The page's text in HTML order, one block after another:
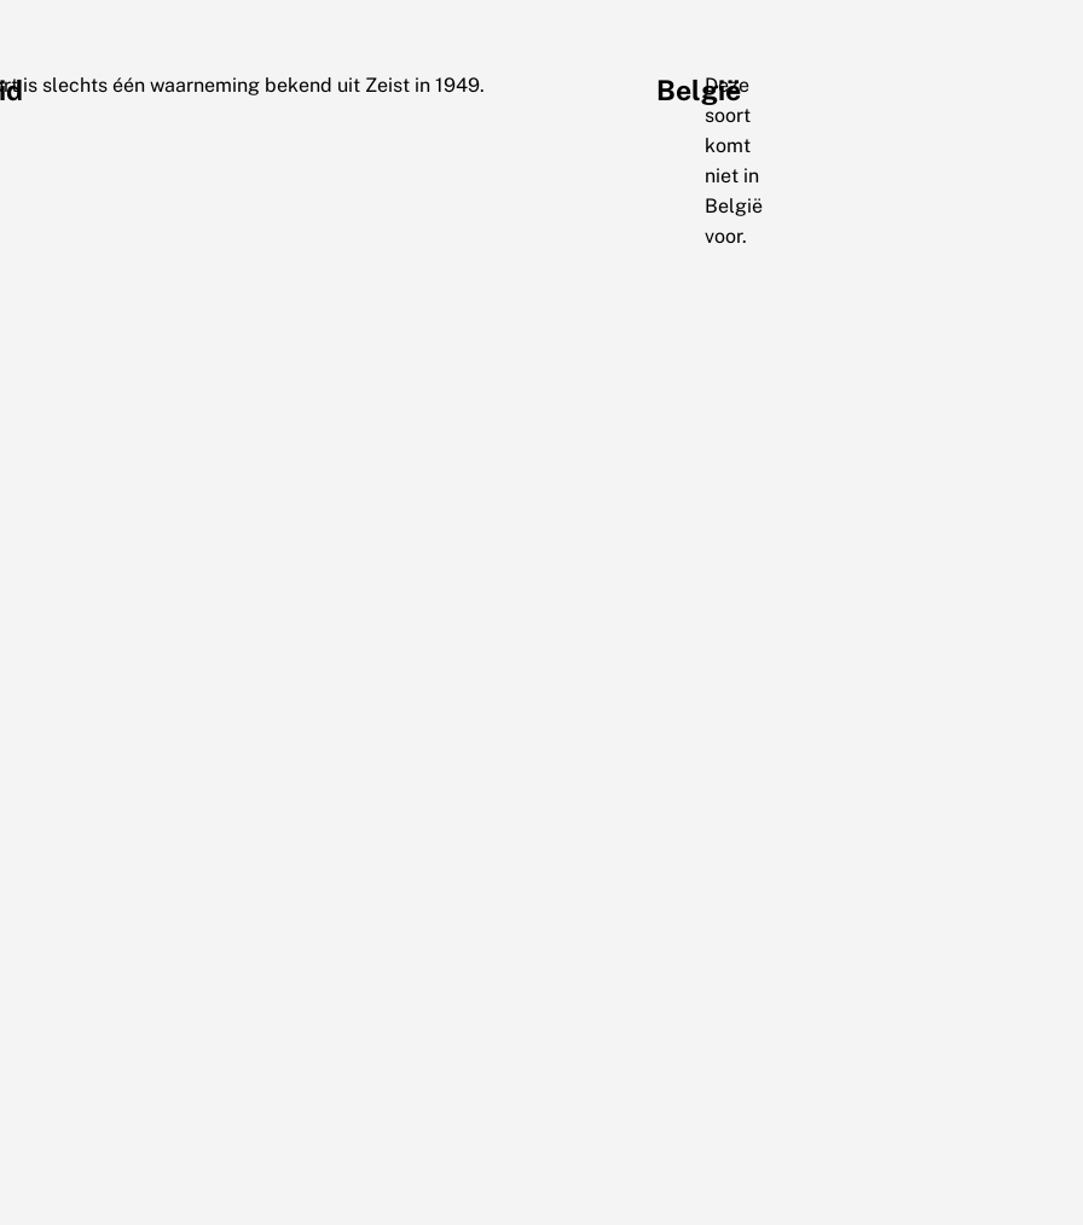
is slechts één waarneming bekend uit Zeist in 1949. België
Deze
soort
komt
niet in
België
voor.